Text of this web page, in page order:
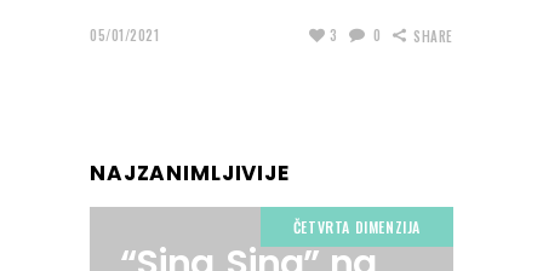
05/01/2021 3 0 SHARE
NAJZANIMLJIVIJE
ČETVRTA DIMENZIJA